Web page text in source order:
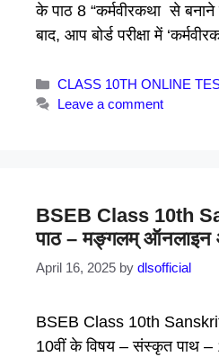
के पाठ 8 “कर्मवीरकथा से
बाद, आप बोर्ड परीक्षा में
Categories
CLASS 10TH ONLINE
Leave a comment
BSEB Class 10th
पाठ – मङ्गलम् ऑनलाइन
April 16, 2025 by dlsofficial
BSEB Class 10th Sanskrit
10वीं के विषय – संस्कृत पाथ